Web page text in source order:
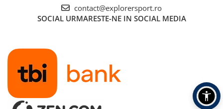
Saci de dormit
contact@explorersport.ro
SOCIAL URMARESTE-NE IN SOCIAL MEDIA